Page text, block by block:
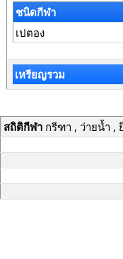
ชนิดกีฬา
เปตอง
เหรียญรวม
สถิติกีฬากรีฑา , ว่ายน้ำ ,